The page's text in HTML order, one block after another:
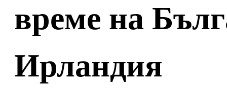
време на
Ирландия